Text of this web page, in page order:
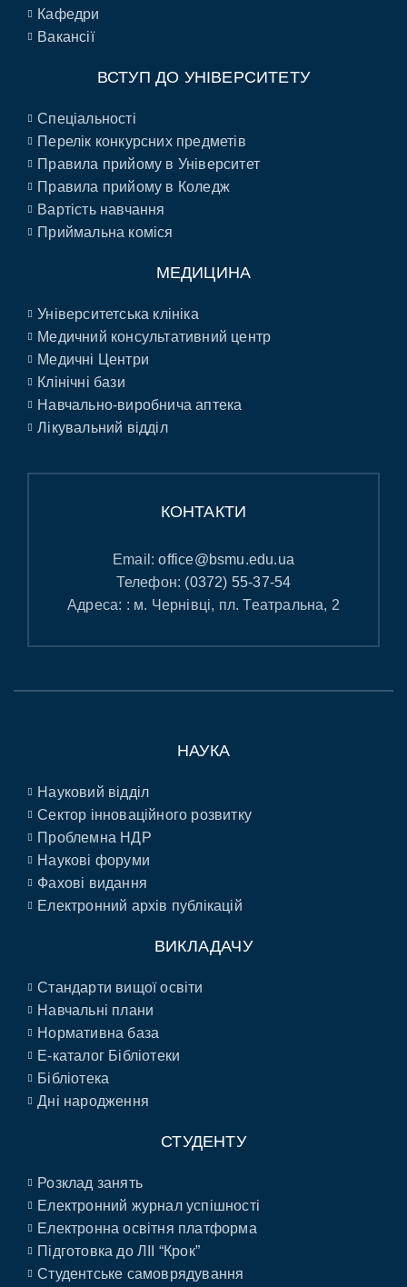
Кафедри
Вакансії
ВСТУП ДО УНІВЕРСИТЕТУ
Спеціальності
Перелік конкурсних предметів
Правила прийому в Університет
Правила прийому в Коледж
Вартість навчання
Приймальна коміся
МЕДИЦИНА
Університетська клініка
Медичний консультативний центр
Медичні Центри
Клінічні бази
Навчально-виробнича аптека
Лікувальний відділ
КОНТАКТИ
Email:office@bsmu.edu.ua
Телефон: (0372) 55-37-54
Адреса: : м. Чернівці, пл. Театральна, 2
НАУКА
Науковий відділ
Сектор інноваційного розвитку
Проблемна НДР
Наукові форуми
Фахові видання
Електронний архів публікацій
ВИКЛАДАЧУ
Стандарти вищої освіти
Навчальні плани
Нормативна база
E-каталог Бібліотеки
Бібліотека
Дні народження
СТУДЕНТУ
Розклад занять
Електронний журнал успішності
Електронна освітня платформа
Підготовка до ЛІІ “Крок”
Студентське самоврядування